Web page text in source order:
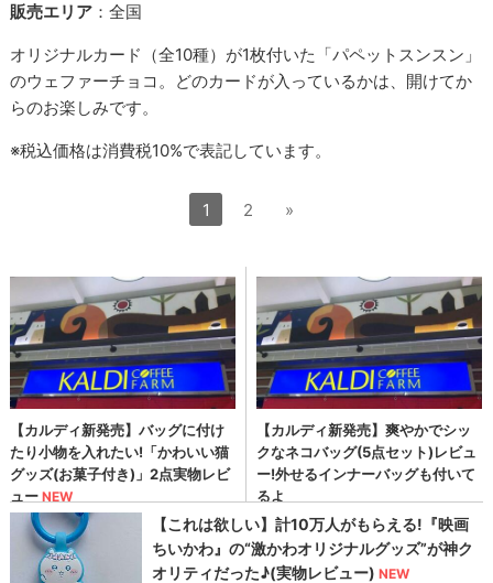
販売エリア ：全国
オリジナルカード（全10種）が1枚付いた「パペットスンスン」
のウェファーチョコ。どのカードが入っているかは、開けてか
らのお楽しみです。
※税込価格は消費税10%で表記しています。
1 2 »